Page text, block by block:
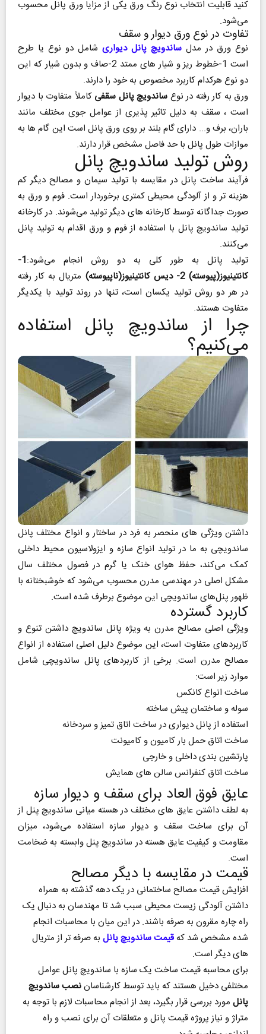
کنید قابلیت انتخاب نوع رنگ ورق یکی از مزایا ورق پانل محسوب
می‌شود.
تفاوت در نوع ورق دیوار و سقف
نوع ورق در مدل ساندویچ پانل دیواری شامل دو نوع یا طرح
است 1-خطوط ریز و شیار های ممتد 2-صاف و بدون شیار که این
دو نوع هرکدام کاربرد مخصوص به خود را دارند.
ورق به کار رفته در نوع ساندویچ پانل سقفی کاملاً متفاوت با دیوار
است ، سقف به دلیل تاثیر پذیری از عوامل جوی مختلف مانند
باران، برف و... دارای گام بلند بر روی ورق پانل است این گام ها به
موازات طول پانل با حد فاصل مشخص قرار دارند.
روش تولید ساندویچ پانل
فرآیند ساخت پانل در مقایسه با تولید سیمان و مصالح دیگر کم
هزینه تر و از آلودگی محیطی کمتری برخوردار است. فوم و ورق به
صورت جداگانه توسط کارخانه های دیگر تولید می‌شوند. در کارخانه
تولید ساندویچ پانل با استفاده از فوم و ورق اقدام به تولید پانل
می‌کنند.
تولید پانل به طور کلی به دو روش انجام می‌شود: 1-
کانتینیوز(پیوسته) 2- دیس کانتینیوز(ناپیوسته)
متریال به کار رفته
در هر دو روش تولید یکسان است، تنها در روند تولید با یکدیگر
متفاوت هستند.
چرا از ساندویچ پانل استفاده
می‌کنیم؟
داشتن ویژگی های منحصر به فرد در ساختار و انواع مختلف پانل
ساندویچی به ما در تولید انواع سازه و ایزولاسیون محیط داخلی
کمک می‌کند، حفظ هوای خنک یا گرم در فصول مختلف سال
مشکل اصلی در مهندسی مدرن محسوب می‌شود که خوشبختانه با
ظهور پنل‌های ساندویچی این موضوع برطرف شده است.
کاربرد گسترده
ویژگی اصلی مصالح مدرن به ویژه پانل ساندویچ داشتن تنوع و
کاربردهای متفاوت است، این موضوع دلیل اصلی استفاده از انواع
مصالح مدرن است. برخی از کاربردهای پانل ساندویچی شامل
موارد زیر است:
ساخت انواع کانکس
سوله و ساختمان پیش ساخته
استفاده از پانل دیواری در ساخت اتاق تمیز و سردخانه
ساخت اتاق حمل بار کامیون و کامیونت
پارتشین بندی داخلی و خارجی
ساخت اتاق کنفرانس سالن های همایش
عایق فوق العاد برای سقف و دیوار سازه
به لطف داشتن عایق های مختلف در هسته میانی ساندویچ پنل از
آن برای ساخت سقف و دیوار سازه استفاده می‌شود، میزان
مقاومت و کیفیت عایق هسته در ساندویچ پنل وابسته به ضخامت
است.
قیمت در مقایسه با دیگر مصالح
افزایش قیمت مصالح ساختمانی در یک دهه گذشته به همراه
داشتن آلودگی زیست محیطی سبب شد تا مهندسان به دنبال یک
راه چاره مقرون به صرفه باشند. در این میان با محاسبات انجام
شده مشخص شد کهقیمت ساندویچ پانل به صرفه تر از متریال
های دیگر است.
برای محاسبه قیمت ساخت یک سازه با ساندویچ پانل عوامل
مختلفی دخیل هستند که باید توسط کارشناساننصب ساندویچ
پانل مورد بررسی قرار بگیرد، بعد از انجام محاسبات لازم با توجه به
متراژ و نیاز پروژه قیمت پانل و متعلقات آن برای نصب و راه